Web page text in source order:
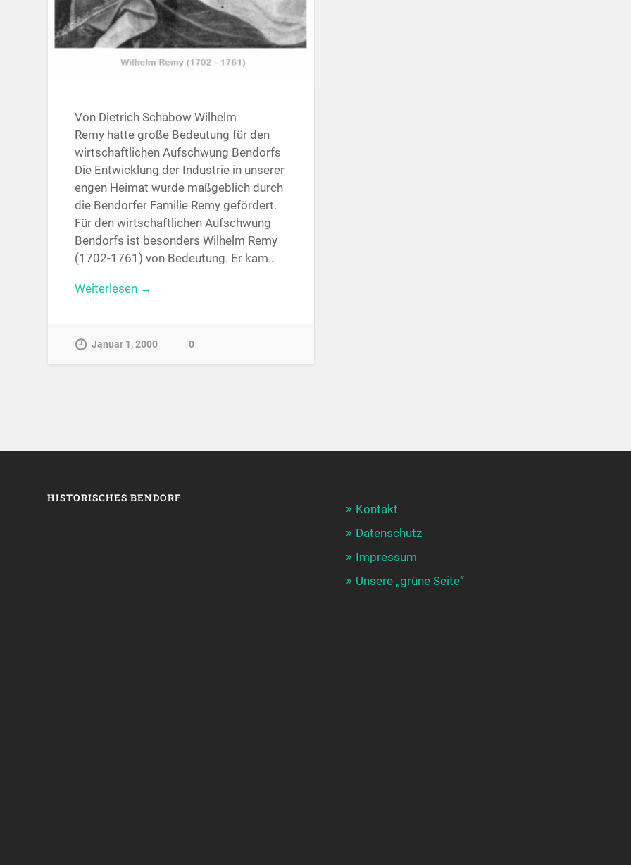
Von Dietrich Schabow Wilhelm
Remy hatte große Bedeutung für den
wirtschaftlichen Aufschwung Bendorfs
Die Entwicklung der Industrie in unserer
engen Heimat wurde maßgeblich durch
die Bendorfer Familie Remy gefördert.
Für den wirtschaftlichen Aufschwung
Bendorfs ist besonders Wilhelm Remy
(1702-1761) von Bedeutung. Er kam…
Weiterlesen →
Januar 1, 2000 0
HISTORISCHES BENDORF
Kontakt
Datenschutz
Impressum
Unsere „grüne Seite“